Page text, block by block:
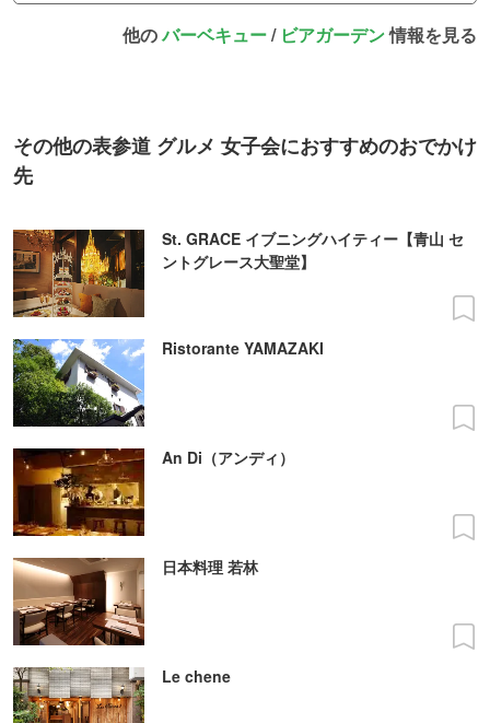
他のバーベキュー/ ビアガーデン情報を見る
その他の表参道 グルメ 女子会におすすめのおでかけ
先
St. GRACE イブニングハイティー【青山 セ
ントグレース大聖堂】
Ristorante YAMAZAKI
An Di（アンディ）
日本料理 若林
Le chene